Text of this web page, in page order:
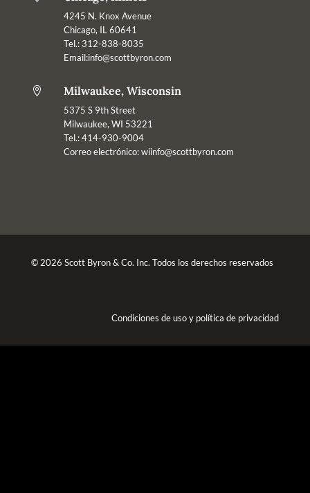
4245 N. Knox Avenue
Chicago, IL 60641
Tel.: 312-838-8035
Email:info@scottbyron.com
 Milwaukee, Wisconsin
5375 S 9th Street
Milwaukee, WI 53221
Tel.: 414-930-9004
Correo electrónico:wiinfo@scottbyron.com
© 2026 Scott Byron & Co. Inc. Todos los derechos reservados
Condiciones de usoy política de privacidad